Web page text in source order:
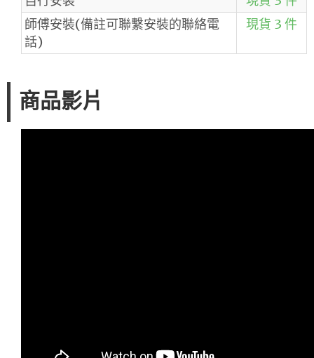
師傅安裝(備註可聯繫安裝的聯絡電
話)
現貨 3 件
商品影片